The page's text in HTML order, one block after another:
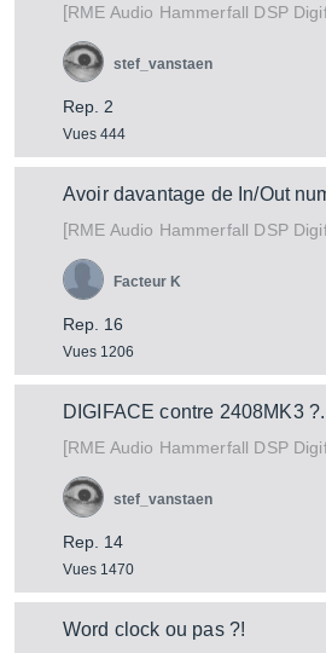
[RME Audio Hammerfall DSP
Rep. 2
Vues 444
stef_vanstaen
Avoir davantage de In/Out
[RME Audio Hammerfall DSP
Rep. 16
Vues 1206
Facteur K
DIGIFACE contre 2408MK3 ?.
[RME Audio Hammerfall DSP
Rep. 14
Vues 1470
stef_vanstaen
Word clock ou pas ?!